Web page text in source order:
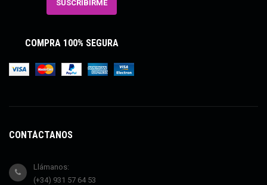
COMPRA 100% SEGURA
CONTÁCTANOS
Llámanos:
(+34) 931 57 64 53